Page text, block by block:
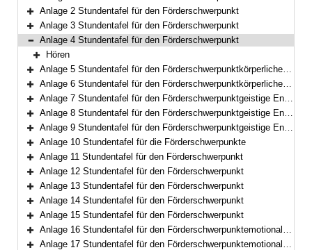
Bereich erweitern
Bereich erweitern
Anlage 2 Stundentafel für den Förderschwerpunkt
Bereich erweitern
Anlage 3 Stundentafel für den Förderschwerpunkt
Bereich reduzieren
Anlage 4 Stundentafel für den Förderschwerpunkt
Bereich erweitern
Hören
Bereich erweitern
Anlage 5 Stundentafel für den Förderschwerpunktkörperliche und motorische Entwicklung
Bereich erweitern
Anlage 6 Stundentafel für den Förderschwerpunktkörperliche und motorische Entwicklung
Bereich erweitern
Anlage 7 Stundentafel für den Förderschwerpunktgeistige Entwicklung
Bereich erweitern
Anlage 8 Stundentafel für den Förderschwerpunktgeistige Entwicklung
Bereich erweitern
Anlage 9 Stundentafel für den Förderschwerpunktgeistige Entwicklung
Bereich erweitern
Anlage 10 Stundentafel für die Förderschwerpunkte
Bereich erweitern
Anlage 11 Stundentafel für den Förderschwerpunkt
Bereich erweitern
Anlage 12 Stundentafel für den Förderschwerpunkt
Bereich erweitern
Anlage 13 Stundentafel für den Förderschwerpunkt
Bereich erweitern
Anlage 14 Stundentafel für den Förderschwerpunkt
Bereich erweitern
Anlage 15 Stundentafel für den Förderschwerpunkt
Bereich erweitern
Anlage 16 Stundentafel für den Förderschwerpunktemotionale und soziale Entwicklung
Anlage 17 Stundentafel für den Förderschwerpunktemotionale und soziale Entwicklung